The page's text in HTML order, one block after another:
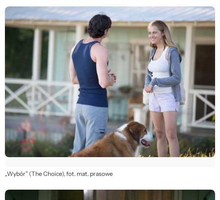
„Wybór” (The Choice), fot. mat. prasowe